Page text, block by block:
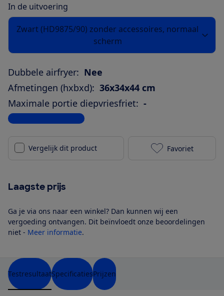
In de uitvoering
Zwart (HD9875/90) zonder accessoires, normaal
scherm
Dubbele airfryer: Nee
Afmetingen (hxbxd): 36x34x44 cm
Maximale portie diepvriesfriet: -
Bekijk alle specificaties
Vergelijk dit product Philips
Favoriet
Laagste prijs
Ga je via ons naar een winkel? Dan kunnen wij een
vergoeding ontvangen. Dit beïnvloedt onze beoordelingen
niet - Meer informatie.
TestresultaatSpecificatiesPrijzen